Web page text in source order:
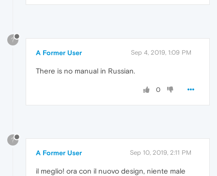
?
A Former User Sep 4, 2019, 1:09 PM
There is no manual in Russian.
0
?
A Former User Sep 10, 2019, 2:11 PM
il meglio! ora con il nuovo design, niente male